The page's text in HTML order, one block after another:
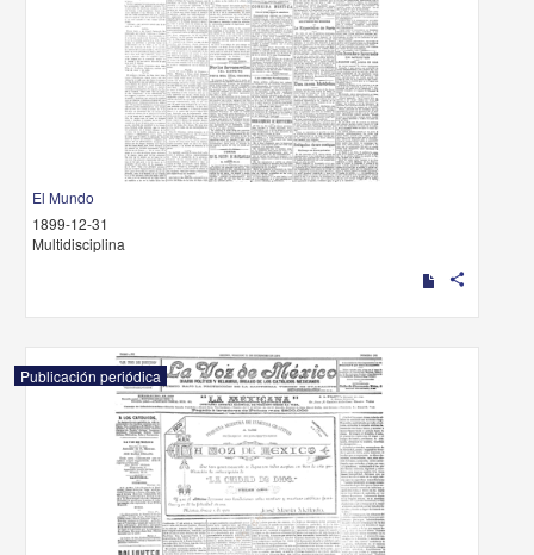
El Mundo
1899-12-31
Multidisciplina
share
Publicación periódica